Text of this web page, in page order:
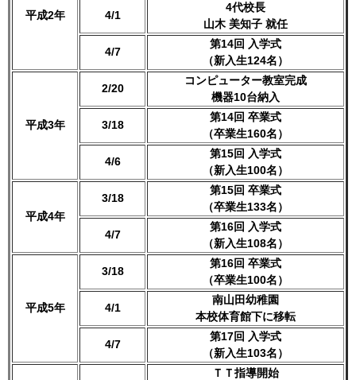
平成2年 4/1
4代校長
山木 美知子 就任
4/7
第14回 入学式
（新入生124名）
平成3年
2/20
コンピューター教室完成
機器10台納入
3/18
第14回 卒業式
（卒業生160名）
4/6
第15回 入学式
（新入生100名）
平成4年
3/18
第15回 卒業式
（卒業生133名）
4/7
第16回 入学式
（新入生108名）
平成5年
3/18
第16回 卒業式
（卒業生100名）
4/1
南山田幼稚園
本校体育館下に移転
4/7
第17回 入学式
（新入生103名）
ＴＴ指導開始